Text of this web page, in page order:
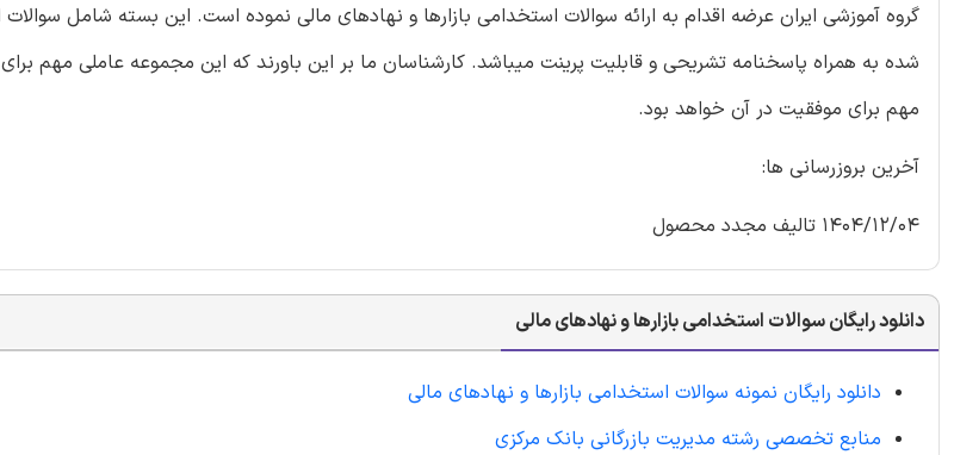
گروه آموزشی ایران عرضه اقدام به ارائه سوالات استخدامی بازارها و نهادهای مالی نموده است. این بسته شامل
شده به همراه پاسخنامه تشریحی و قابلیت پرینت میباشد. کارشناسان ما بر این باورند که این مجموعه عاملی مهم
مهم برای موفقیت در آن خواهد بود.
آخرین بروزرسانی ها:
1404/12/04 تالیف مجدد محصول
دانلود رایگان سوالات استخدامی بازارها و نهادهای مالی
دانلود رایگان نمونه سوالات استخدامی بازارها و نهادهای مالی
منابع تخصصی رشته مدیریت بازرگانی بانک مرکزی